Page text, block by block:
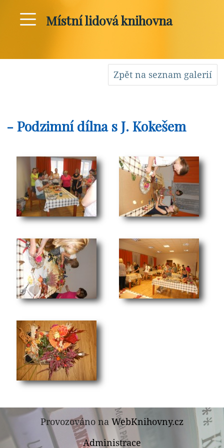
Místní lidová knihovna
Zpět na seznam galerií
- Podzimní dílna s J. Kokešem
Provozováno na WebKnihovny.cz
Administrace